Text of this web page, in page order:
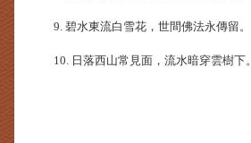
9. 碧水東流白雪花，世間佛法永傳留。
10. 日落西山常見面，流水暗穿雲樹下。